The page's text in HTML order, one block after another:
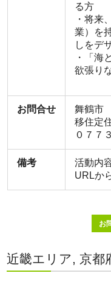
る方
・将来
業）を
しをデ
・「海
欲張り
お問合せ
舞鶴市
移住定
０７７
備考
活動内
URLか
お
近畿エリア, 京都